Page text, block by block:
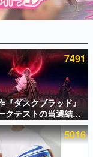
7491
『ダスクブラッド』
クテストの当選結果
時に発表。応募サイ
ージから確認可能、
は8月21日～24日
5016